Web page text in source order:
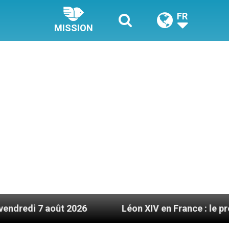
MISSION
FR
2026 Léon XIV en France : le programme